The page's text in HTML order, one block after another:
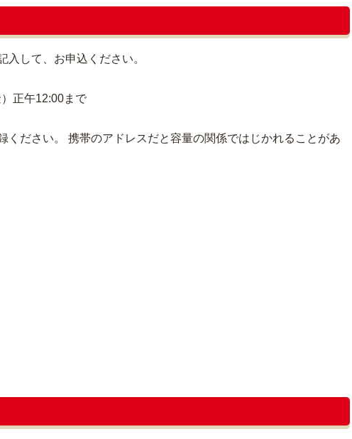
入して、お申込ください。
正午12:00まで
ください。 携帯のアドレスだと容量の関係ではじかれることがあ